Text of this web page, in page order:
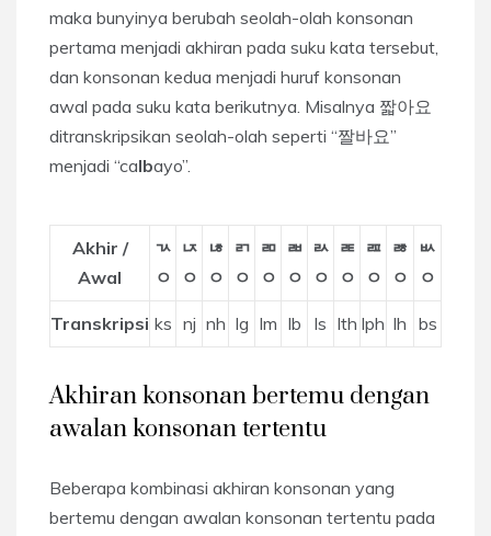
maka bunyinya berubah seolah-olah konsonan
pertama menjadi akhiran pada suku kata tersebut,
dan konsonan kedua menjadi huruf konsonan
awal pada suku kata berikutnya. Misalnya 짧아요
ditranskripsikan seolah-olah seperti “짤바요”
menjadi “calbayo”.
Akhir /
Awal
ㄳ
ㅇ
ㄵ
ㅇ
ㄶ
ㅇ
ㄺ
ㅇ
ㄻ
ㅇ
ㄼ
ㅇ
ㄽ
ㅇ
ㄾ
ㅇ
ㄿ
ㅇ
ㅀ
ㅇ
ㅄ
ㅇ
Transkripsi ks nj nh lg lm lb ls lth lph lh bs
Akhiran konsonan bertemu dengan
awalan konsonan tertentu
Beberapa kombinasi akhiran konsonan yang
bertemu dengan awalan konsonan tertentu pada